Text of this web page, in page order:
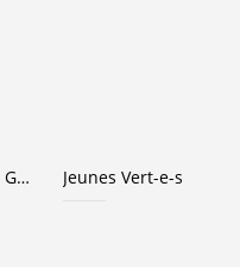
Genève Jeunes Vert-e-s